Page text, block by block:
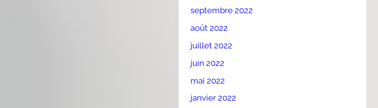
septembre 2022
août 2022
juillet 2022
juin 2022
mai 2022
janvier 2022